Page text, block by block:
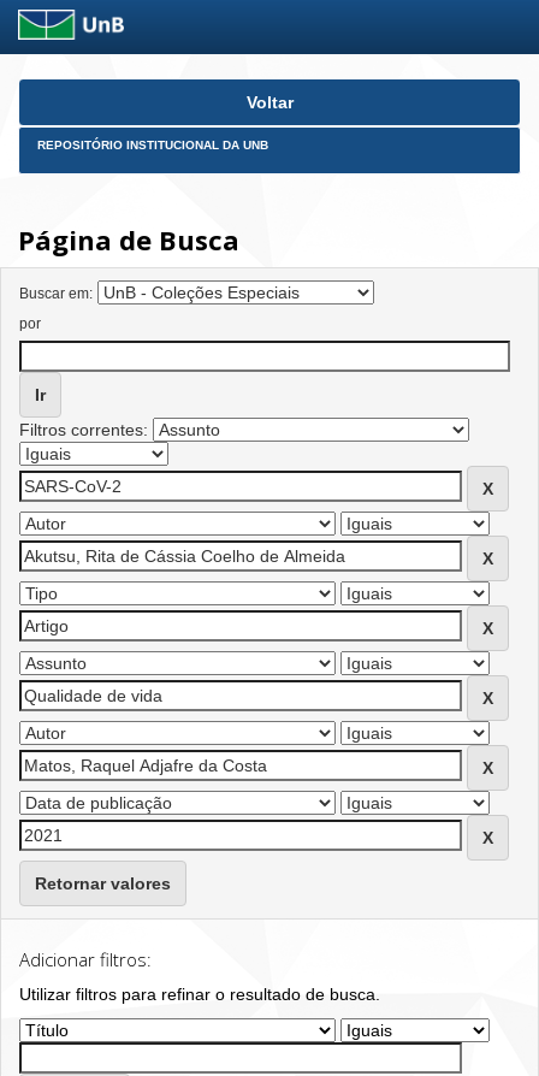
Skip
Voltar
REPOSITÓRIO INSTITUCIONAL DA UNB
Página de Busca
Buscar em:
por
Filtros correntes:
Retornar valores
Adicionar filtros:
Utilizar filtros para refinar o resultado de busca.